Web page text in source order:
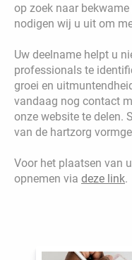
op zoek naar
nodigen wij u uit om
Uw deelname helpt u
professionals te
groei en
vandaag nog contact
onze website te delen.
van de hartzorg
Voor het plaatsen van
opnemen via deze link.